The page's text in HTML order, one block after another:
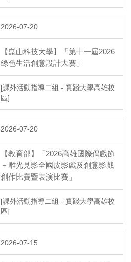
2026-07-20
【崑山科技大學】「第十一屆2026
綠色生活創意設計大賽」
[課外活動指導二組 - 實踐大學高雄校
區]
2026-07-20
【教育部】「2026高雄國際偶戲節
－雕光見影全國皮影戲及創意影戲
創作比賽暨表演比賽」
[課外活動指導二組 - 實踐大學高雄校
區]
2026-07-15